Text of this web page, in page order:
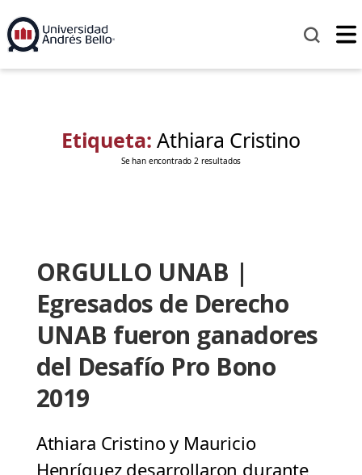
Etiqueta:Athiara Cristino
Se han encontrado 2 resultados
ORGULLO UNAB |
Egresados de Derecho
UNAB fueron ganadores
del Desafío Pro Bono
2019
Athiara Cristino y Mauricio
Henríquez desarrollaron durante